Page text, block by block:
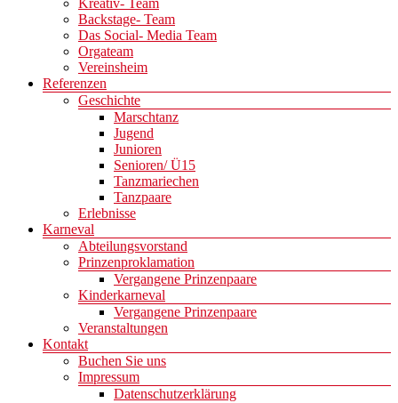
Kreativ- Team
Backstage- Team
Das Social- Media Team
Orgateam
Vereinsheim
Referenzen
Geschichte
Marschtanz
Jugend
Junioren
Senioren/ Ü15
Tanzmariechen
Tanzpaare
Erlebnisse
Karneval
Abteilungsvorstand
Prinzenproklamation
Vergangene Prinzenpaare
Kinderkarneval
Vergangene Prinzenpaare
Veranstaltungen
Kontakt
Buchen Sie uns
Impressum
Datenschutzerklärung